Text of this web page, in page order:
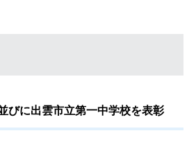
びに出雲市立第一中学校を表彰